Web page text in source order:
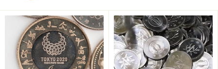
全人代は、国家主席・副主席の選出、国務院総理（首
相）などの閣僚の任命、中央軍事委員会主席・最高人民